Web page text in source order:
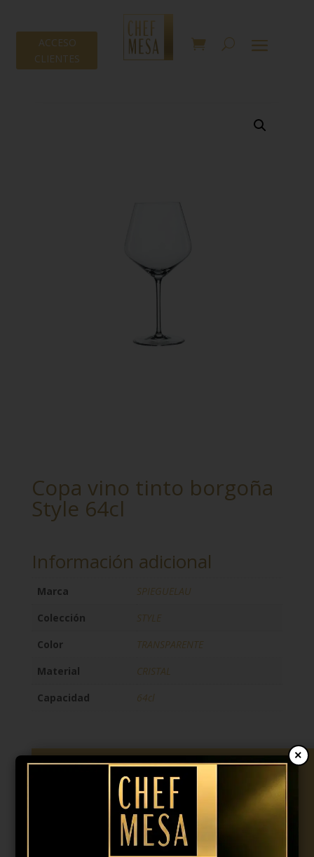
ACCESO
CLIENTES
Copa vino tinto borgoña
Style 64cl
Información adicional
Marca
SPIEGUELAU
Colección
STYLE
Color
TRANSPARENTE
Material
CRISTAL
Capacidad
64cl
4,20€ IVA incl.
Añadir al presupuesto
×